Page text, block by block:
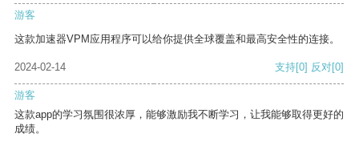
游客
这款加速器VPM应用程序可以给你提供全球覆盖和最高安全性的连接。
2024-02-14 支持[0] 反对[0]
游客
这款app的学习氛围很浓厚，能够激励我不断学习，让我能够取得更好的
成绩。